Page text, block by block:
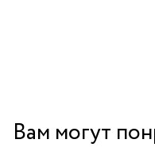
Вам могут